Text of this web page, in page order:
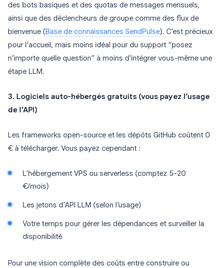
des bots basiques et des quotas de messages mensuels,
ainsi que des déclencheurs de groupe comme des flux de
bienvenue (Base de connaissances SendPulse). C’est précieux
pour l’accueil, mais moins idéal pour du support “posez
n’importe quelle question” à moins d’intégrer vous-même une
étape LLM.
3. Logiciels auto-hébergés gratuits (vous payez l’usage
de l’API)
Les frameworks open-source et les dépôts GitHub coûtent 0
€ à télécharger. Vous payez cependant :
L’hébergement VPS ou serverless (comptez 5-20
€/mois)
Les jetons d’API LLM (selon l’usage)
Votre temps pour gérer les dépendances et surveiller la
disponibilité
Pour une vision complète des coûts entre construire ou